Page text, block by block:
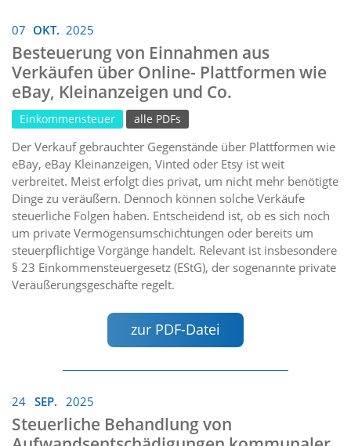
07 OKT. 2025
Besteuerung von Einnahmen aus
Verkäufen über Online- Plattformen wie
eBay, Kleinanzeigen und Co.
Einkommensteuer alle PDFs
Der Verkauf gebrauchter Gegenstände über Plattformen wie
eBay, eBay Kleinanzeigen, Vinted oder Etsy ist weit
verbreitet. Meist erfolgt dies privat, um nicht mehr benötigte
Dinge zu veräußern. Dennoch können solche Verkäufe
steuerliche Folgen haben. Entscheidend ist, ob es sich noch
um private Vermögensumschichtungen oder bereits um
steuerpflichtige Vorgänge handelt. Relevant ist insbesondere
§ 23 Einkommensteuergesetz (EStG), der sogenannte private
Veräußerungsgeschäfte regelt.
zur PDF-Datei
24 SEP. 2025
Steuerliche Behandlung von